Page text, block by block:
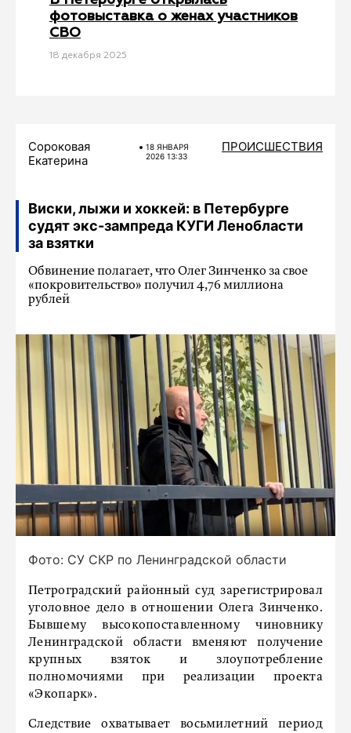
фотовыставка о женах участников
СВО
18 декабря 2025
Сороковая
Екатерина
18 ЯНВАРЯ
2026 13:33
ПРОИСШЕСТВИЯ
Виски, лыжи и хоккей: в Петербурге
судят экс-зампреда КУГИ Ленобласти
за взятки
Обвинение полагает, что Олег Зинченко за свое
«покровительство» получил 4,76 миллиона
рублей
Фото: СУ СКР по Ленинградской области
Петроградский районный суд зарегистрировал
уголовное дело в отношении Олега Зинченко.
Бывшему высокопоставленному чиновнику
Ленинградской области вменяют получение
крупных взяток и злоупотребление
полномочиями при реализации проекта
«Экопарк».
Следствие охватывает восьмилетний период